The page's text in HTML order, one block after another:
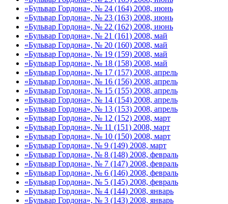
«Бульвар Гордона», № 24 (164) 2008, июнь
«Бульвар Гордона», № 23 (163) 2008, июнь
«Бульвар Гордона», № 22 (162) 2008, июнь
«Бульвар Гордона», № 21 (161) 2008, май
«Бульвар Гордона», № 20 (160) 2008, май
«Бульвар Гордона», № 19 (159) 2008, май
«Бульвар Гордона», № 18 (158) 2008, май
«Бульвар Гордона», № 17 (157) 2008, апрель
«Бульвар Гордона», № 16 (156) 2008, апрель
«Бульвар Гордона», № 15 (155) 2008, апрель
«Бульвар Гордона», № 14 (154) 2008, апрель
«Бульвар Гордона», № 13 (153) 2008, апрель
«Бульвар Гордона», № 12 (152) 2008, март
«Бульвар Гордона», № 11 (151) 2008, март
«Бульвар Гордона», № 10 (150) 2008, март
«Бульвар Гордона», № 9 (149) 2008, март
«Бульвар Гордона», № 8 (148) 2008, февраль
«Бульвар Гордона», № 7 (147) 2008, февраль
«Бульвар Гордона», № 6 (146) 2008, февраль
«Бульвар Гордона», № 5 (145) 2008, февраль
«Бульвар Гордона», № 4 (144) 2008, январь
«Бульвар Гордона», № 3 (143) 2008, январь